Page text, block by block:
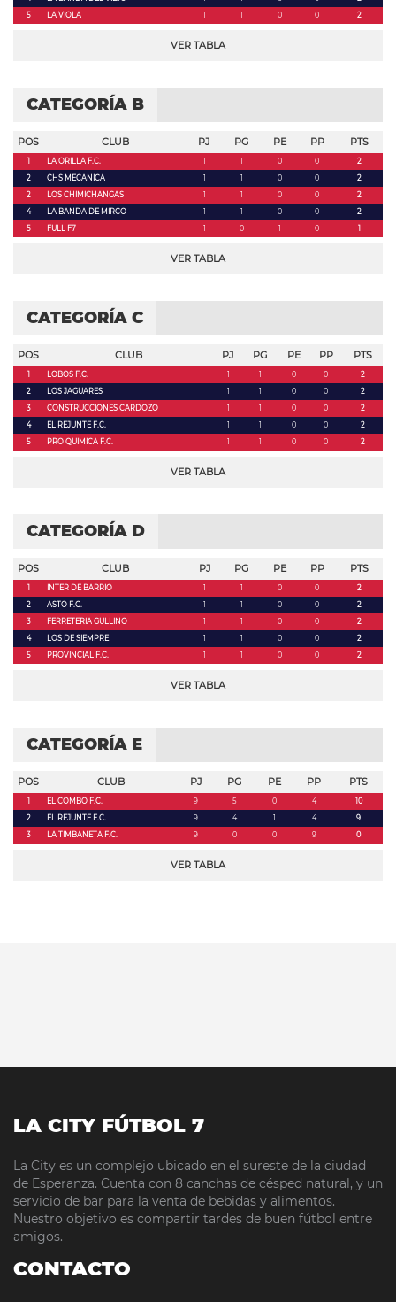
5
LA VIOLA 1 1 0 0 2
VER TABLA
CATEGORÍA B
POS CLUB PJ PG PE PP PTS
1 LA ORILLA F.C. 1 1 0 0
2
2
CHS MECANICA 1 1 0 0
2
2
LOS CHIMICHANGAS 1 1 0 0
2
4
LA BANDA DE MIRCO 1 1 0 0
2
5
FULL F7 1 0 1 0 1
VER TABLA
CATEGORÍA C
POS CLUB PJ PG PE PP PTS
1 LOBOS F.C. 1 1 0 0
2
2
LOS JAGUARES 1 1 0 0
2
3
CONSTRUCCIONES CARDOZO 1 1 0 0
2
4
EL REJUNTE F.C. 1 1 0 0
2
5
PRO QUIMICA F.C. 1 1 0 0 2
VER TABLA
CATEGORÍA D
POS CLUB PJ PG PE PP PTS
1 INTER DE BARRIO 1 1 0 0
2
2
ASTO F.C. 1 1 0 0
2
3
FERRETERIA GULLINO 1 1 0 0
2
4
LOS DE SIEMPRE 1 1 0 0
2
5
PROVINCIAL F.C. 1 1 0 0 2
VER TABLA
CATEGORÍA E
POS CLUB PJ PG PE PP PTS
1 EL COMBO F.C. 9 5 0 4
10
2
EL REJUNTE F.C. 9 4 1 4
9
3
LA TIMBANETA F.C. 9 0 0 9 0
VER TABLA
LA CITY FÚTBOL 7
La City es un complejo ubicado en el sureste de la ciudad
de Esperanza. Cuenta con 8 canchas de césped natural, y un
servicio de bar para la venta de bebidas y alimentos.
Nuestro objetivo es compartir tardes de buen fútbol entre
amigos.
CONTACTO